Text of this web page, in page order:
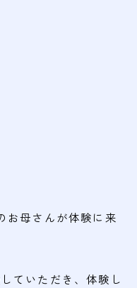
お母さんが体験に来
ていただき、体験し